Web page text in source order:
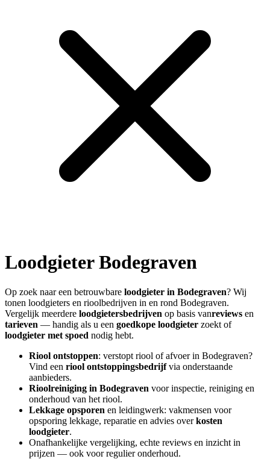
LoodgieterBodegraven
Op zoek naar een betrouwbare loodgieter in Bodegraven? Wij
tonen loodgieters en rioolbedrijven in en rond Bodegraven.
Vergelijk meerdere loodgietersbedrijven op basis vanreviews en
tarieven — handig als u een goedkope loodgieter zoekt of
loodgieter met spoed nodig hebt.
Riool ontstoppen: verstopt riool of afvoer in Bodegraven?
Vind een riool ontstoppingsbedrijfvia onderstaande
aanbieders.
Rioolreiniging in Bodegraven voor inspectie, reiniging en
onderhoud van het riool.
Lekkage opsporen en leidingwerk: vakmensen voor
opsporing lekkage, reparatie en advies overkosten
loodgieter.
Onafhankelijke vergelijking, echte reviews en inzicht in
prijzen — ook voor regulier onderhoud.